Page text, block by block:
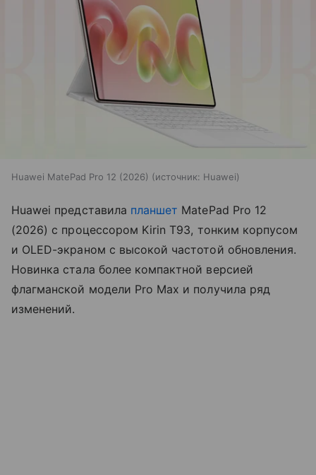
Huawei MatePad Pro 12 (2026) источник: Huawei
Huawei представила планшет MatePad Pro 12
(2026) с процессором Kirin T93, тонким корпусом
и OLED-экраном с высокой частотой обновления.
Новинка стала более компактной версией
флагманской модели Pro Max и получила ряд
изменений.